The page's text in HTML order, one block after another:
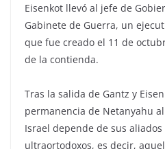
Eisenkot llevó al jefe de
Gabinete de Guerra, un
que fue creado el 11 de
de la contienda.
Tras la salida de Gantz y
permanencia de Netanyahu
Israel depende de sus
ultraortodoxos, es decir,